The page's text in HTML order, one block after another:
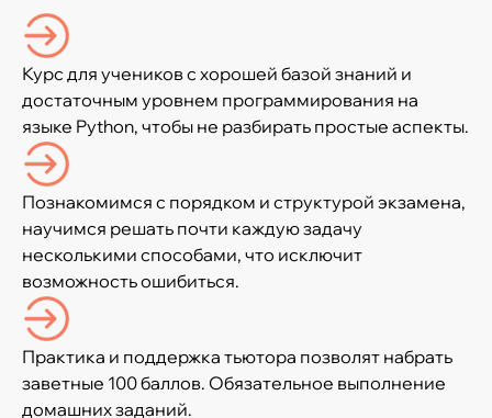
Курс для учеников с хорошей базой знаний и
достаточным уровнем программирования на
языке Python, чтобы не разбирать простые аспекты.
Познакомимся с порядком и структурой экзамена,
научимся решать почти каждую задачу
несколькими способами, что исключит
возможность ошибиться.
Практика и поддержка тьютора позволят набрать
заветные 100 баллов. Обязательное выполнение
домашних заданий.